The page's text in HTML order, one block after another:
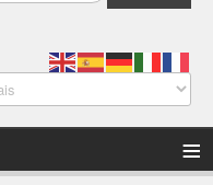
≡